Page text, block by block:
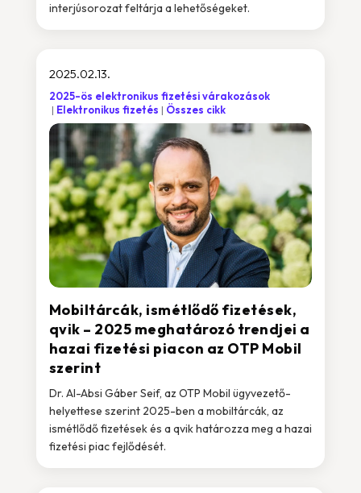
interjúsorozat feltárja a lehetőségeket.
Mobiltárcák, ismétlődő fizetések,
qvik – 2025 meghatározó trendjei a
hazai fizetési piacon az OTP Mobil
szerint
2025.02.13.
2025-ös elektronikus fizetési várakozások
Elektronikus fizetés
Összes cikk
Dr. Al-Absi Gáber Seif, az OTP Mobil ügyvezető-
helyettese szerint 2025-ben a mobiltárcák, az
ismétlődő fizetések és a qvik határozza meg a hazai
fizetési piac fejlődését.